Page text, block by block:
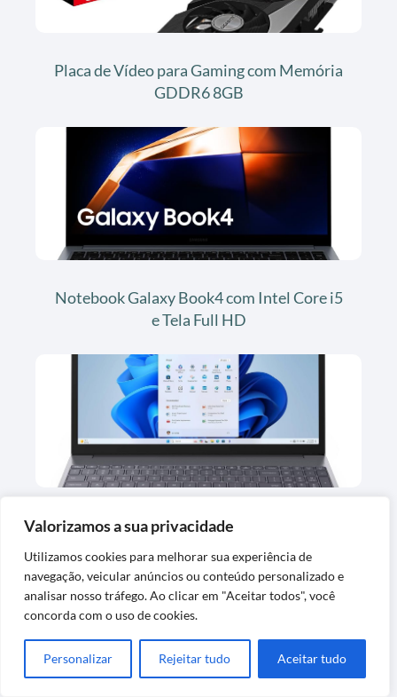
Valorizamos a sua privacidade
Utilizamos cookies para melhorar sua experiência de
navegação, veicular anúncios ou conteúdo personalizado e
analisar nosso tráfego. Ao clicar em "Aceitar todos", você
concorda com o uso de cookies.
Personalizar Rejeitar tudo Aceitar tudo
Placa de Vídeo para Gaming com Memória
GDDR6 8GB
Notebook Galaxy Book4 com Intel Core i5
e Tela Full HD
Notebook Lenovo IdeaPad Slim 3 com
Intel Core i5 e 16GB RAM